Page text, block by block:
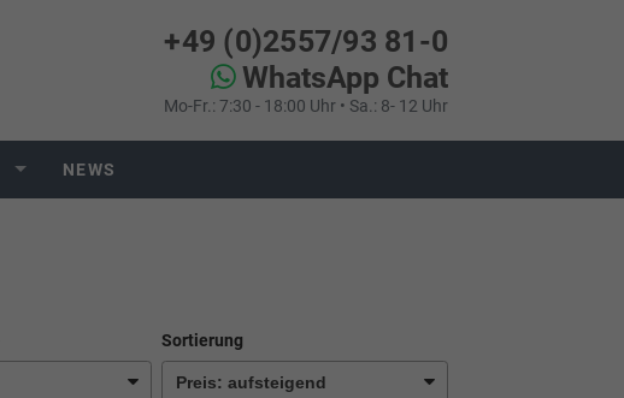
+49 (0)2557/93 81-0
WhatsApp Chat
Mo-Fr.: 7:30 - 18:00 Uhr • Sa.: 8- 12 Uhr
NEWS
Sortierung